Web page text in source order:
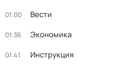
01:00 Вести
01:36 Экономика
01:41 Инструкция